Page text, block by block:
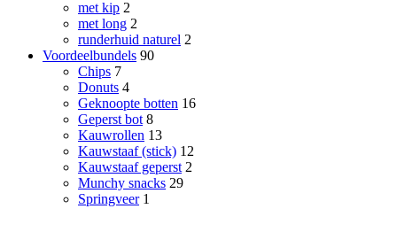
met kip 2
met long 2
runderhuid naturel 2
Voordeelbundels 90
Chips 7
Donuts 4
Geknoopte botten 16
Geperst bot 8
Kauwrollen 13
Kauwstaaf (stick) 12
Kauwstaaf geperst 2
Munchy snacks 29
Springveer 1